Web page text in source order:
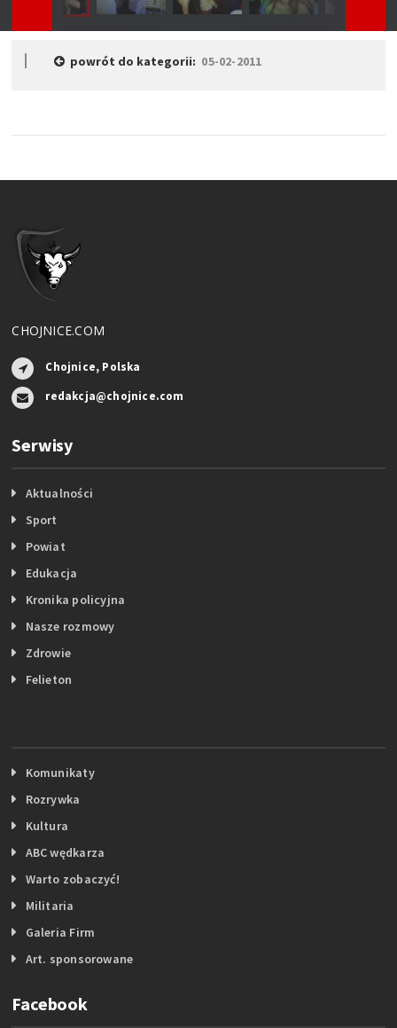
powrót do kategorii: 05-02-2011
CHOJNICE.COM
Chojnice, Polska
redakcja@chojnice.com
Serwisy
Aktualności
Sport
Powiat
Edukacja
Kronika policyjna
Nasze rozmowy
Zdrowie
Felieton
Komunikaty
Rozrywka
Kultura
ABC wędkarza
Warto zobaczyć!
Militaria
Galeria Firm
Art. sponsorowane
Facebook